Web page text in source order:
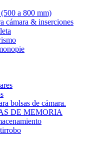
a 800 mm)
cámara & inserciones
bolsas de cámara.
DE MEMORIA